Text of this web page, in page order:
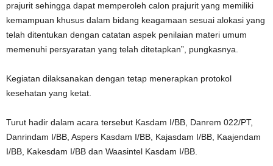
prajurit sehingga dapat memperoleh calon prajurit yang memiliki
kemampuan khusus dalam bidang keagamaan sesuai alokasi yang
telah ditentukan dengan catatan aspek penilaian materi umum
memenuhi persyaratan yang telah ditetapkan”, pungkasnya.
Kegiatan dilaksanakan dengan tetap menerapkan protokol
kesehatan yang ketat.
Turut hadir dalam acara tersebut Kasdam I/BB, Danrem 022/PT,
Danrindam I/BB, Aspers Kasdam I/BB, Kajasdam I/BB, Kaajendam
I/BB, Kakesdam I/BB dan Waasintel Kasdam I/BB.